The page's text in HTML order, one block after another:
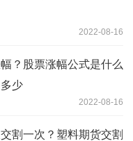
2022-08-16
？股票涨幅公式是什么
少
2022-08-16
割一次？塑料期货交割